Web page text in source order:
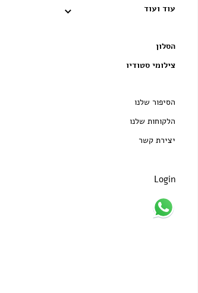
עוד ועוד
הסלון
צילומי סטודיו
הסיפור שלנו
הלקוחות שלנו
יצירת קשר
Login